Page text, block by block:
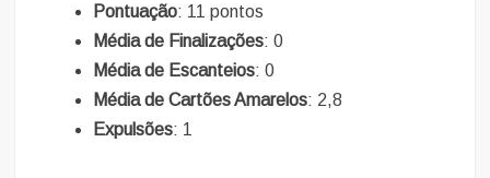
Pontuação: 11 pontos
Média de Finalizações: 0
Média de Escanteios: 0
Média de Cartões Amarelos: 2,8
Expulsões: 1